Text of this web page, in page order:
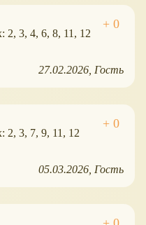
3, 4, 6, 8, 11, 12
27.02.2026 Гость
2, 3, 7, 9, 11, 12
05.03.2026 Гость